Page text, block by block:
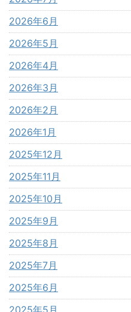
2026年6月
2026年5月
2026年4月
2026年3月
2026年2月
2026年1月
2025年12月
2025年11月
2025年10月
2025年9月
2025年8月
2025年7月
2025年6月